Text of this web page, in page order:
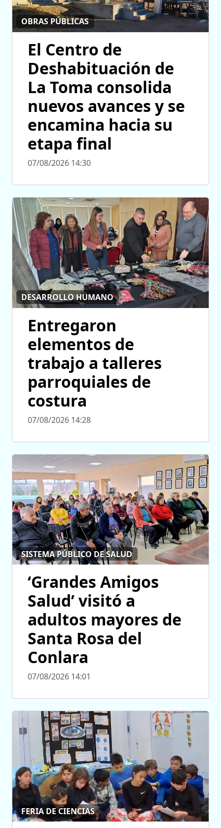
OBRAS PÚBLICAS
El Centro de
Deshabituación de
La Toma consolida
nuevos avances y se
encamina hacia su
etapa final
07/08/2026 14:30
DESARROLLO HUMANO
Entregaron
elementos de
trabajo a talleres
parroquiales de
costura
07/08/2026 14:28
SISTEMA PÚBLICO DE SALUD
‘Grandes Amigos
Salud’ visitó a
adultos mayores de
Santa Rosa del
Conlara
07/08/2026 14:01
FERIA DE CIENCIAS